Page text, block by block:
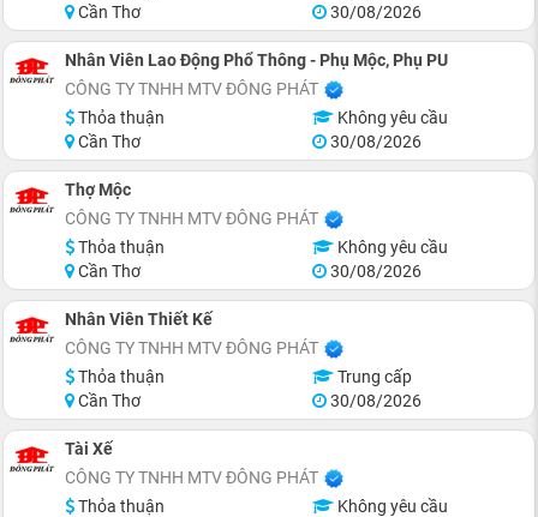
Cần Thơ
30/08/2026
Nhân Viên Lao Động Phổ Thông - Phụ Mộc, Phụ PU
CÔNG TY TNHH MTV ĐÔNG PHÁT
Thỏa thuận
Không yêu cầu
Cần Thơ
30/08/2026
Thợ Mộc
CÔNG TY TNHH MTV ĐÔNG PHÁT
Thỏa thuận
Không yêu cầu
Cần Thơ
30/08/2026
Nhân Viên Thiết Kế
CÔNG TY TNHH MTV ĐÔNG PHÁT
Thỏa thuận
Trung cấp
Cần Thơ
30/08/2026
Tài Xế
CÔNG TY TNHH MTV ĐÔNG PHÁT
Thỏa thuận
Không yêu cầu